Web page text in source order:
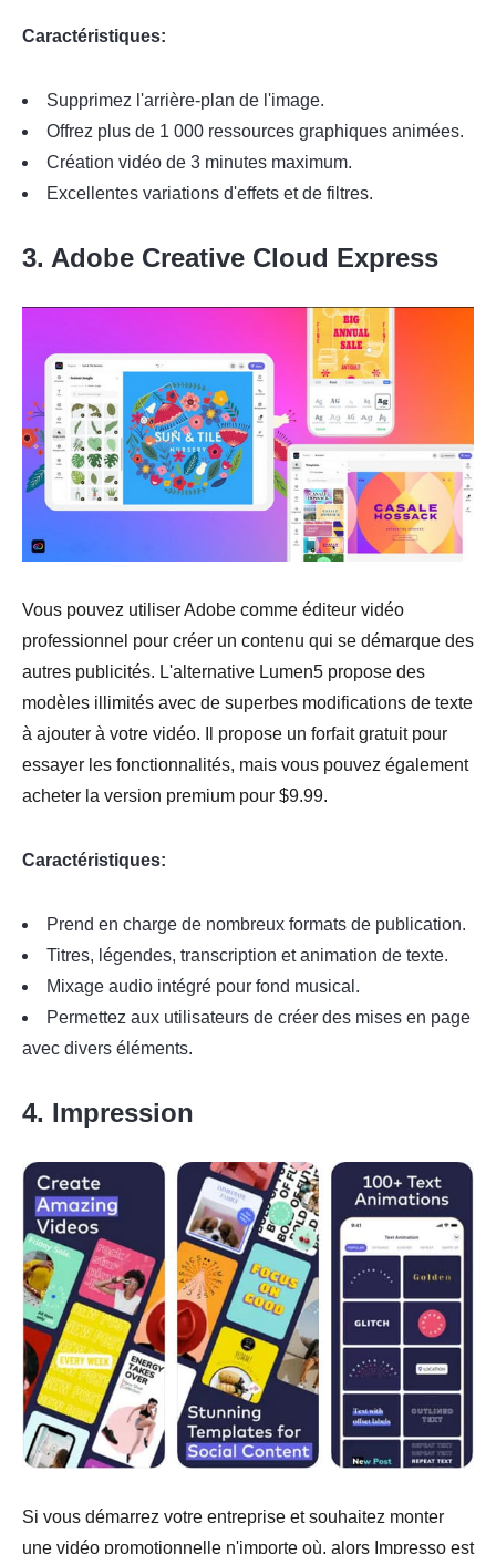
Caractéristiques:
Supprimez l'arrière-plan de l'image.
Offrez plus de 1 000 ressources graphiques animées.
Création vidéo de 3 minutes maximum.
Excellentes variations d'effets et de filtres.
3. Adobe Creative Cloud Express
Vous pouvez utiliser Adobe comme éditeur vidéo
professionnel pour créer un contenu qui se démarque des
autres publicités. L'alternative Lumen5 propose des
modèles illimités avec de superbes modifications de texte
à ajouter à votre vidéo. Il propose un forfait gratuit pour
essayer les fonctionnalités, mais vous pouvez également
acheter la version premium pour $9.99.
Caractéristiques:
Prend en charge de nombreux formats de publication.
Titres, légendes, transcription et animation de texte.
Mixage audio intégré pour fond musical.
Permettez aux utilisateurs de créer des mises en page
avec divers éléments.
4. Impression
Si vous démarrez votre entreprise et souhaitez monter
une vidéo promotionnelle n'importe où, alors Impresso est